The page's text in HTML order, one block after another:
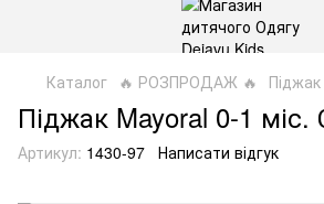
Каталог 🔥 РОЗПРОДАЖ 🔥
Піджак Mayoral 0-1 міс.
Артикул: 1430-97 Написати відгук